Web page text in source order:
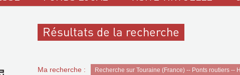
Résultats de la recherche
Ma recherche : Recherche sur Touraine (France) -- Ponts routiers --